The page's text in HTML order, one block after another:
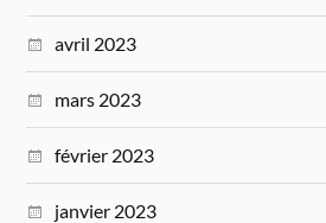
avril 2023
mars 2023
février 2023
janvier 2023